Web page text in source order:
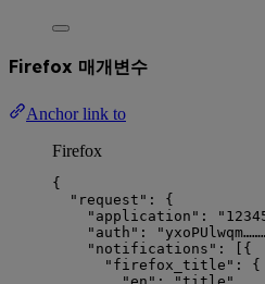
Firefox 매개변수
Anchor link to
Firefox
{
"request" : {
"application" : "
"auth" : "
"notifications" : [{
"firefox_title"